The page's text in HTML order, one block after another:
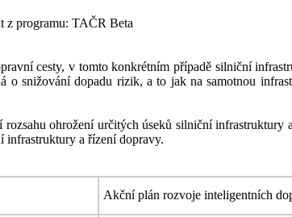
z programu: TAČR Beta
cesty, v tomto konkrétním případě silniční
o snižování dopadu rizik, a to jak na samotnou
ohrožení určitých úseků silniční
infrastruktury a řízení dopravy.
Akční plán rozvoje inteligentních